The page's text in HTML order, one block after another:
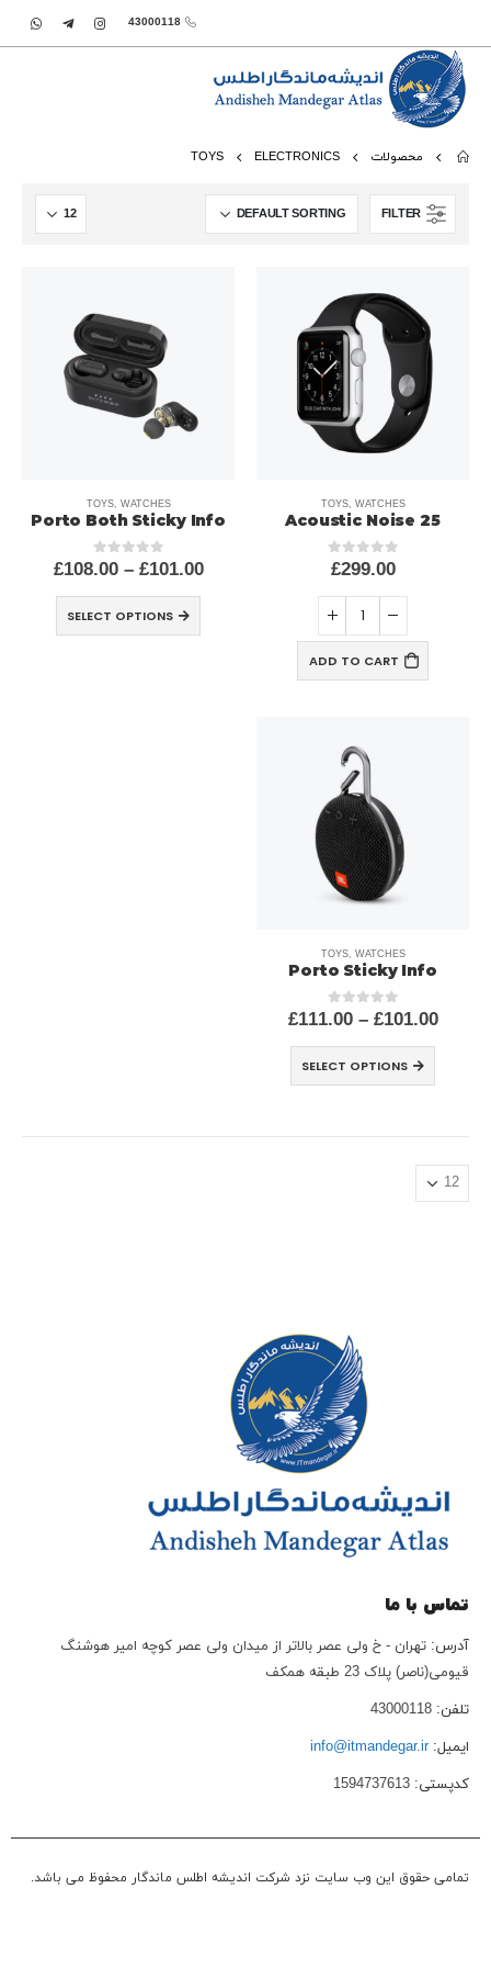
43000118
محصولات ELECTRONICS
TOYS
FILTER
TOYS, WATCHES
25 Acoustic Noise
0
out of 5
£299.00
ADD TO CART
TOYS, WATCHES
Porto Both Sticky Info
0
out of 5
£101.00
–
£108.00
SELECT OPTIONS
TOYS, WATCHES
Porto Sticky Info
0
out of 5
£101.00
–
£111.00
SELECT OPTIONS
تماس با ما
آدرس: تهران - خ ولی عصر بالاتر از میدان ولی عصر کوچه امیر هوشنگ
قیومی(ناصر) پلاک 23 طبقه همکف
تلفن: 43000118
ایمیل: info@itmandegar.ir
کدپستی: 1594737613
تمامی حقوق این وب سایت نزد شرکت اندیشه اطلس ماندگار محفوظ می باشد.